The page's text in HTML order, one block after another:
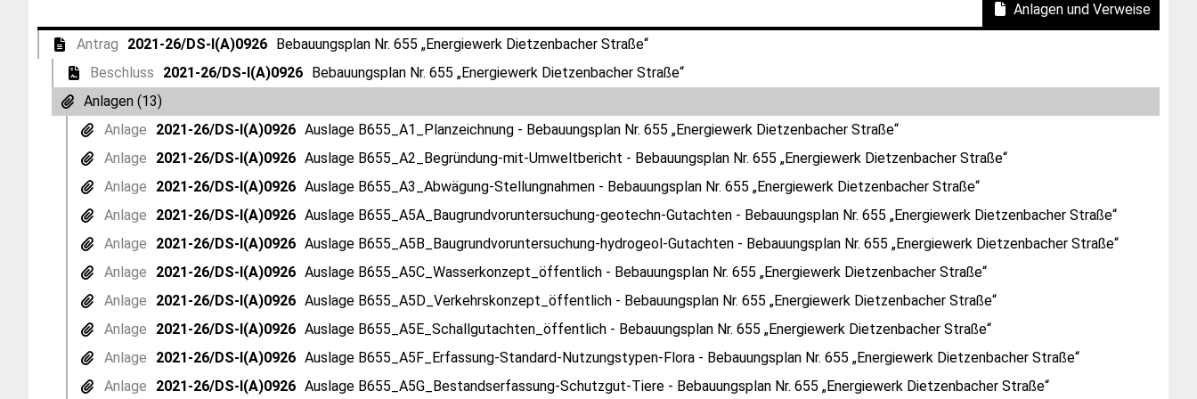
Anlagen und Verweise
Antrag 2021-26/DS-I(A)0926
Bebauungsplan Nr. 655 „Energiewerk Dietzenbacher Straße“
Beschluss
2021-26/DS-I(A)0926 Bebauungsplan Nr. 655 „Energiewerk Dietzenbacher Straße“
Anlagen (13)
Anlage
2021-26/DS-I(A)0926 Auslage B655_A1_Planzeichnung - Bebauungsplan Nr. 655 „Energiewerk Dietzenbacher Straße“
Anlage
2021-26/DS-I(A)0926 Auslage B655_A2_Begründung-mit-Umweltbericht - Bebauungsplan Nr. 655 „Energiewerk Dietzenbacher Straße“
Anlage
2021-26/DS-I(A)0926 Auslage B655_A3_Abwägung-Stellungnahmen - Bebauungsplan Nr. 655 „Energiewerk Dietzenbacher Straße“
Anlage
2021-26/DS-I(A)0926 Auslage B655_A5A_Baugrundvoruntersuchung-geotechn-Gutachten - Bebauungsplan Nr. 655 „Energiewerk Dietzenbacher Straße“
Anlage
2021-26/DS-I(A)0926 Auslage B655_A5B_Baugrundvoruntersuchung-hydrogeol-Gutachten - Bebauungsplan Nr. 655 „Energiewerk Dietzenbacher Straße“
Anlage
2021-26/DS-I(A)0926 Auslage B655_A5C_Wasserkonzept_öffentlich - Bebauungsplan Nr. 655 „Energiewerk Dietzenbacher Straße“
Anlage
2021-26/DS-I(A)0926 Auslage B655_A5D_Verkehrskonzept_öffentlich - Bebauungsplan Nr. 655 „Energiewerk Dietzenbacher Straße“
Anlage
2021-26/DS-I(A)0926 Auslage B655_A5E_Schallgutachten_öffentlich - Bebauungsplan Nr. 655 „Energiewerk Dietzenbacher Straße“
Anlage
2021-26/DS-I(A)0926 Auslage B655_A5F_Erfassung-Standard-Nutzungstypen-Flora - Bebauungsplan Nr. 655 „Energiewerk Dietzenbacher Straße“
Anlage
2021-26/DS-I(A)0926 Auslage B655_A5G_Bestandserfassung-Schutzgut-Tiere - Bebauungsplan Nr. 655 „Energiewerk Dietzenbacher Straße“